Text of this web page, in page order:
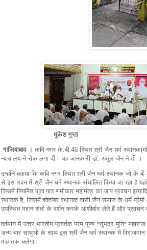
मुकेश गुप्ता
गाजियाबाद । कवि नगर के.बी.46 स्थित श्री जैन धर्म
न्यायालय ने रोक लगा दी। यह जानकारी डॉ. अतुल जैन ने दी ।
उन्होंने बताया कि कवि नगर स्थित श्री जैन धर्म स्थानक जो के
से इस भवन में श्री जैन धर्म स्थानक संचालित किया जा रहा है यहां
जिसमें नियमित पूजा पाठ णमोकार महामंत्र का जाप प्रवचन
स्थानक है, जिसमें श्वेतांबर स्थानक वासी जैन समाज के धर्म
उपस्थित महान संतों के दर्शन करके आशीर्वाद लेते हैं और
वर्तमान में उत्तर भारतीय प्रवर्तक परम पूज्य *सुभद्र मुनि*
अन्य चार साधुओं के साथ इस श्री जैन धर्म स्थानक में
माह तक चलेगा।